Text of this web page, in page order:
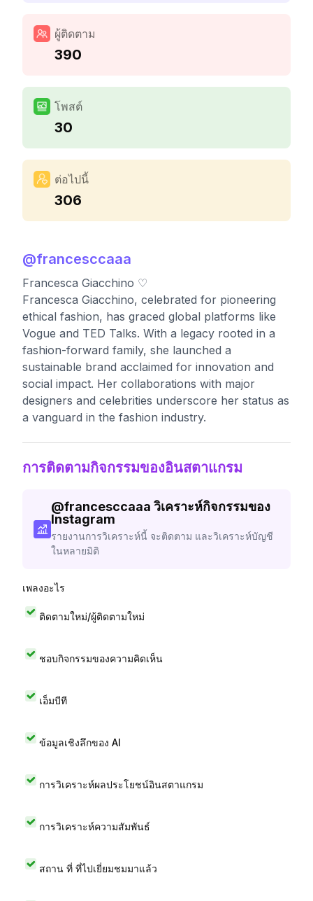
ผู้ติดตาม
390
โพสต์
30
ต่อไปนี้
306
@francesccaaa
Francesca Giacchino ♡
Francesca Giacchino, celebrated for pioneering
ethical fashion, has graced global platforms like
Vogue and TED Talks. With a legacy rooted in a
fashion-forward family, she launched a
sustainable brand acclaimed for innovation and
social impact. Her collaborations with major
designers and celebrities underscore her status as
a vanguard in the fashion industry.
การติดตามกิจกรรมของอินสตาแกรม
@francesccaaa วิเคราะห์กิจกรรมของ
Instagram
รายงานการวิเคราะห์นี้ จะติดตาม และวิเคราะห์บัญชี
ในหลายมิติ
เพลงอะไร
ติดตามใหม่/ผู้ติดตามใหม่
ชอบกิจกรรมของความคิดเห็น
เอ็มบีที
ข้อมูลเชิงลึกของ AI
การวิเคราะห์ผลประโยชน์อินสตาแกรม
การวิเคราะห์ความสัมพันธ์
สถาน ที่ ที่ไปเยี่ยมชมมาแล้ว